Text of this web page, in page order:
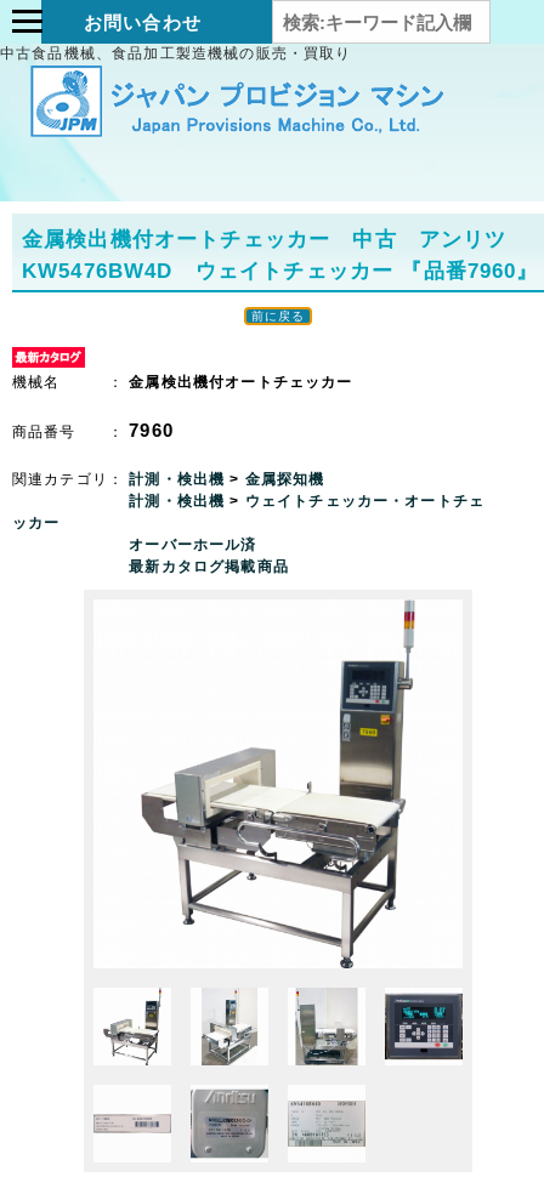
お問い合わせ
中古食品機械、食品加工製造機械の販売・買取り
金属検出機付オートチェッカー 中古 アンリツ
KW5476BW4D ウェイトチェッカー
『品番7960』
前に戻る
機械名 ：金属検出機付オートチェッカー
商品番号 ： 7960
関連カテゴリ：計測・検出機> 金属探知機
計測・検出機> ウェイトチェッカー・オートチェ
ッカー
オーバーホール済
最新カタログ掲載商品